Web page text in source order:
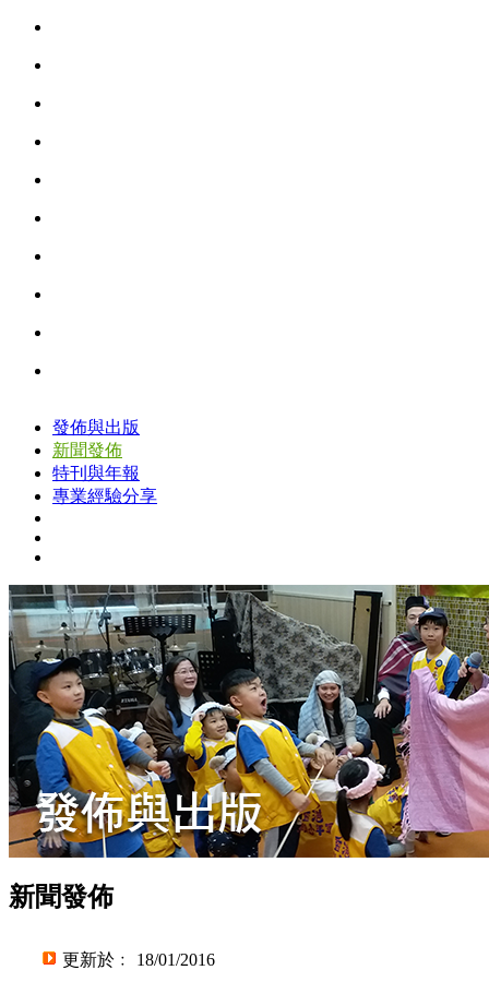
發佈與出版
新聞發佈
特刊與年報
專業經驗分享
新聞發佈
更新於﹕ 18/01/2016